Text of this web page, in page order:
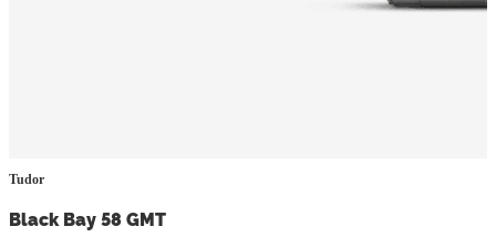
Tudor
Black Bay 58 GMT